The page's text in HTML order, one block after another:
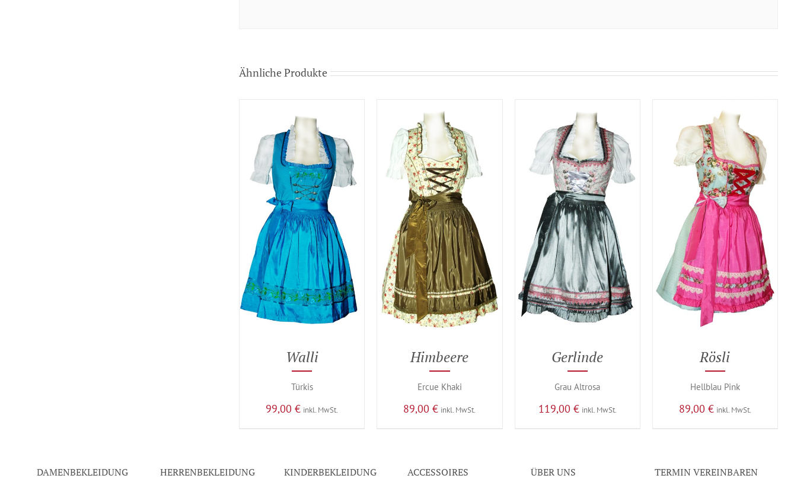
Ähnliche Produkte
Walli
Türkis
99,00€ inkl. MwSt.
Himbeere
Ercue Khaki
89,00€ inkl. MwSt.
Gerlinde
Grau Altrosa
119,00 € inkl. MwSt.
Rösli
Hellblau Pink
89,00 € inkl. MwSt.
DAMENBEKLEIDUNG HERRENBEKLEIDUNG KINDERBEKLEIDUNG ACCESSOIRES ÜBER UNS TERMIN VEREINBAREN